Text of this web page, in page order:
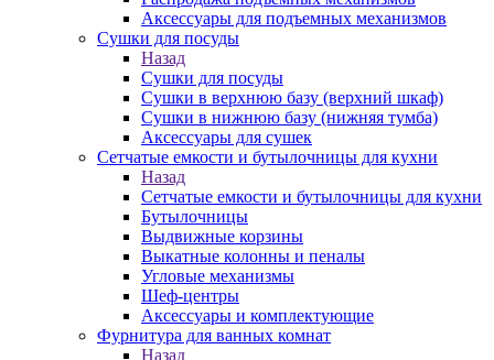
Аксессуары для подъемных механизмов
Сушки для посуды
Назад
Сушки для посуды
Сушки в верхнюю базу (верхний шкаф)
Сушки в нижнюю базу (нижняя тумба)
Аксессуары для сушек
Сетчатые емкости и бутылочницы для кухни
Назад
Сетчатые емкости и бутылочницы для кухни
Бутылочницы
Выдвижные корзины
Выкатные колонны и пеналы
Угловые механизмы
Шеф-центры
Аксессуары и комплектующие
Фурнитура для ванных комнат
Назад